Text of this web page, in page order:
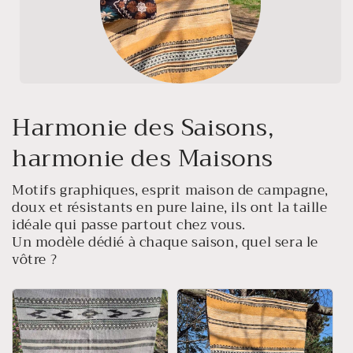
Harmonie des Saisons,
harmonie des Maisons
Motifs graphiques, esprit maison de campagne,
doux et résistants en pure laine, ils ont la taille
idéale qui passe partout chez vous.
Un modèle dédié à chaque saison, quel sera le
vôtre ?